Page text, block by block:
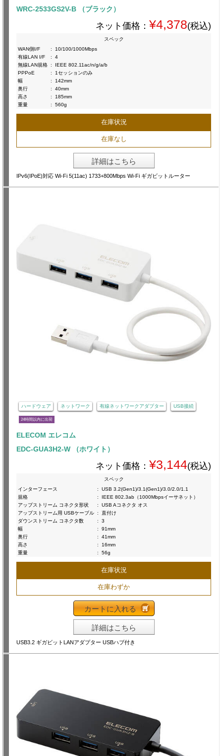
WRC-2533GS2V-B （ブラック）
ネット価格： ¥4,378(税込)
スペック
WAN側I/F
:
10/100/1000Mbps
有線LAN I/F
:
4
無線LAN規格 :
IEEE 802.11ac/n/g/a/b
PPPoE
:
1セッションのみ
幅
:
142mm
奥行
:
40mm
高さ
:
185mm
重量
: 560g
在庫状況
在庫なし
詳細はこちら
IPv6(IPoE)対応 Wi-Fi 5(11ac) 1733+800Mbps Wi-Fi ギガビットルーター
ハードウェア ネットワーク 有線ネットワークアダプター USB接続
24時間以内に出荷
ELECOM エレコム
EDC-GUA3H2-W （ホワイト）
ネット価格： ¥3,144(税込)
スペック
インターフェース
:
USB 3.2(Gen1)/3.1(Gen1)/3.0/2.0/1.1
規格
:
IEEE 802.3ab（1000Mbpsイーサネット）
アップストリーム コネクタ形状
:
USB Aコネクタ オス
アップストリーム用 USBケーブル :
直付け
ダウンストリーム コネクタ数
:
3
幅
:
91mm
奥行
:
41mm
高さ
:
16mm
重量
: 56g
在庫状況
在庫わずか
カートに入れる
詳細はこちら
USB3.2 ギガビットLANアダプター USBハブ付き